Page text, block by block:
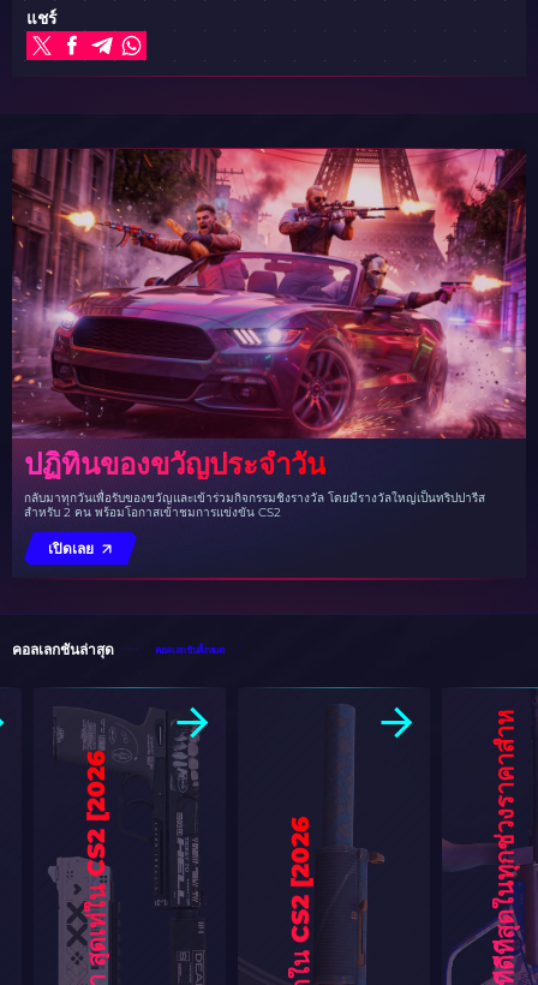
แชร์
ปฏิทินของขวัญประจำวัน
กลับมาทุกวันเพื่อรับของขวัญและเข้าร่วมกิจกรรมชิงรางวัล โดยมีรางวัลใหญ่เป็นทริปปารีส
สำหรับ 2 คน พร้อมโอกาสเข้าชมการแข่งขัน CS2
เปิดเลย
คอลเลกชันล่าสุด คอลเลกชันทั้งหมด